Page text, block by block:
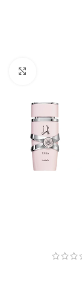
CLICK TO